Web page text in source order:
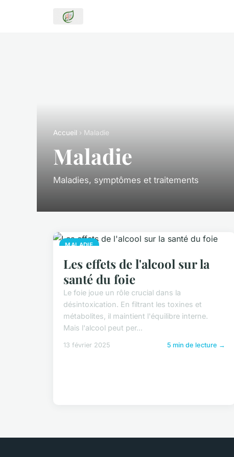
Accueil › Maladie
Maladie
Maladies, symptômes et traitements
MALADIE
Les effets de l'alcool sur la
santé du foie
Le foie joue un rôle crucial dans la
désintoxication. En filtrant les toxines et
métabolites, il maintient l'équilibre interne.
Mais l'alcool peut per...
13 février 2025 5 min de lecture →